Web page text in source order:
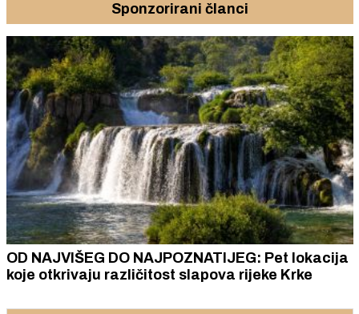
Sponzorirani članci
OD NAJVIŠEG DO NAJPOZNATIJEG: Pet lokacija
koje otkrivaju različitost slapova rijeke Krke